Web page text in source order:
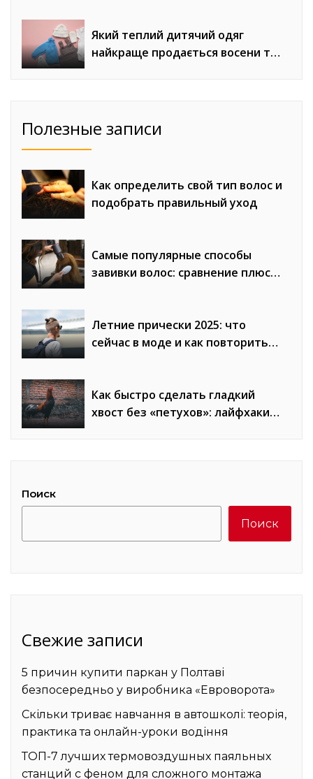
Який теплий дитячий одяг
найкраще продається восени та
Полезные записи
Как определить свой тип волос и
подобрать правильный уход
Самые популярные способы
завивки волос: сравнение плюсов
Летние прически 2025: что
сейчас в моде и как повторить
Как быстро сделать гладкий
хвост без «петухов»: лайфхаки
Поиск
Поиск
Свежие записи
5 причин купити паркан у Полтаві
безпосередньо у виробника «Евроворота»
Скільки триває навчання в автошколі: теорія,
практика та онлайн-уроки водіння
ТОП-7 лучших термовоздушных паяльных
станций с феном для сложного монтажа